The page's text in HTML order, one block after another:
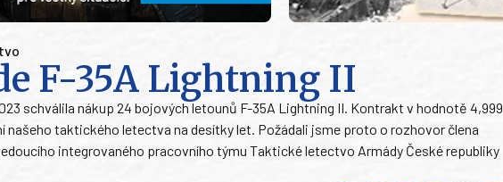
F-35A Lightning II
schválila nákup 24 bojových letounů F-35A Lightning II. Kontrakt v hodnotě 4,999
taktického letectva na desítky let. Požádali jsme proto o rozhovor člena
integrovaného pracovního týmu Taktické letectvo Armády České republiky